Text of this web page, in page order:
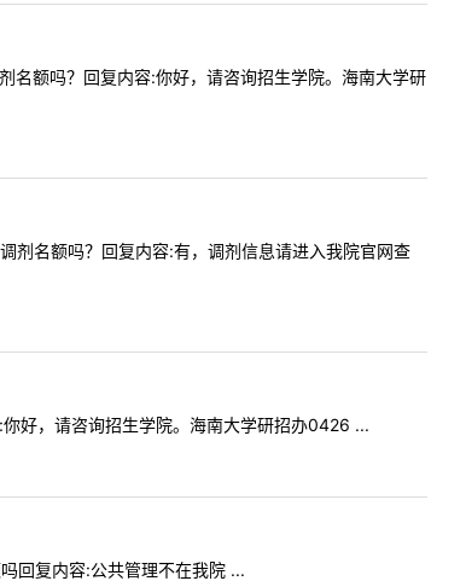
额吗？回复内容:你好，请咨询招生学院。海南大学研
名额吗？回复内容:有，调剂信息请进入我院官网查
好，请咨询招生学院。海南大学研招办0426 ...
回复内容:公共管理不在我院 ...